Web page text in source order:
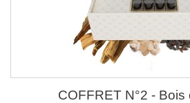
COFFRET N°2 - Bois